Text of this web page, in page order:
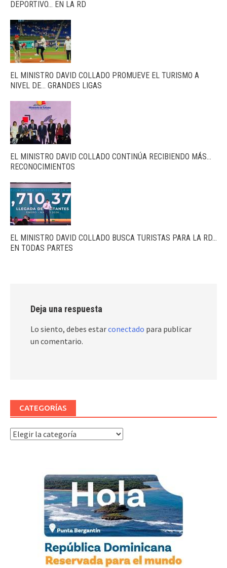
DEPORTIVO… EN LA RD
EL MINISTRO DAVID COLLADO PROMUEVE EL TURISMO A
NIVEL DE… GRANDES LIGAS
EL MINISTRO DAVID COLLADO CONTINÚA RECIBIENDO MÁS…
RECONOCIMIENTOS
EL MINISTRO DAVID COLLADO BUSCA TURISTAS PARA LA RD…
EN TODAS PARTES
Deja una respuesta
Lo siento, debes estarconectado para publicar
un comentario.
CATEGORÍAS
Categorías